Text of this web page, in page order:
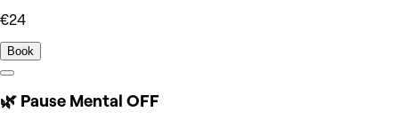
€24
Book
🌿 Pause Mental OFF